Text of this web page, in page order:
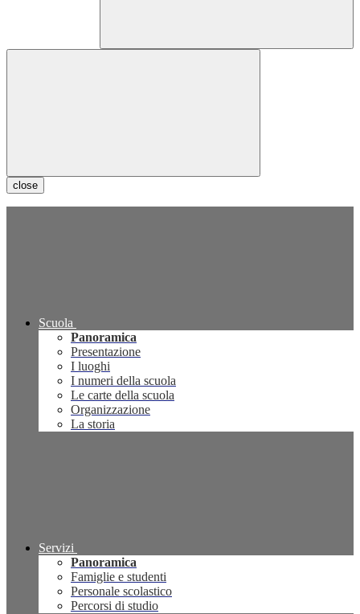
close
Scuola
Panoramica
Presentazione
I luoghi
I numeri della scuola
Le carte della scuola
Organizzazione
La storia
Servizi
Panoramica
Famiglie e studenti
Personale scolastico
Percorsi di studio